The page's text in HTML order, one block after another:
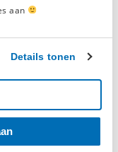
aan
Details tonen